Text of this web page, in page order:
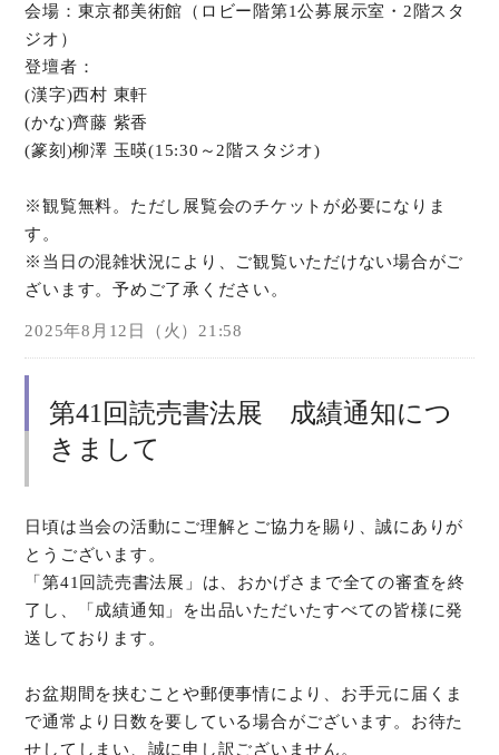
会場：東京都美術館（ロビー階第1公募展示室・2階スタ
ジオ）
登壇者：
(漢字)西村 東軒
(かな)齊藤 紫香
(篆刻)柳澤 玉暎(15:30～2階スタジオ)
※観覧無料。ただし展覧会のチケットが必要になりま
す。
※当日の混雑状況により、ご観覧いただけない場合がご
ざいます。予めご了承ください。
2025年8月12日（火）21:58
第41回読売書法展 成績通知につ
きまして
日頃は当会の活動にご理解とご協力を賜り、誠にありが
とうございます。
「第41回読売書法展」は、おかげさまで全ての審査を終
了し、「成績通知」を出品いただいたすべての皆様に発
送しております。
お盆期間を挟むことや郵便事情により、お手元に届くま
で通常より日数を要している場合がございます。お待た
せしてしまい、誠に申し訳ございません。